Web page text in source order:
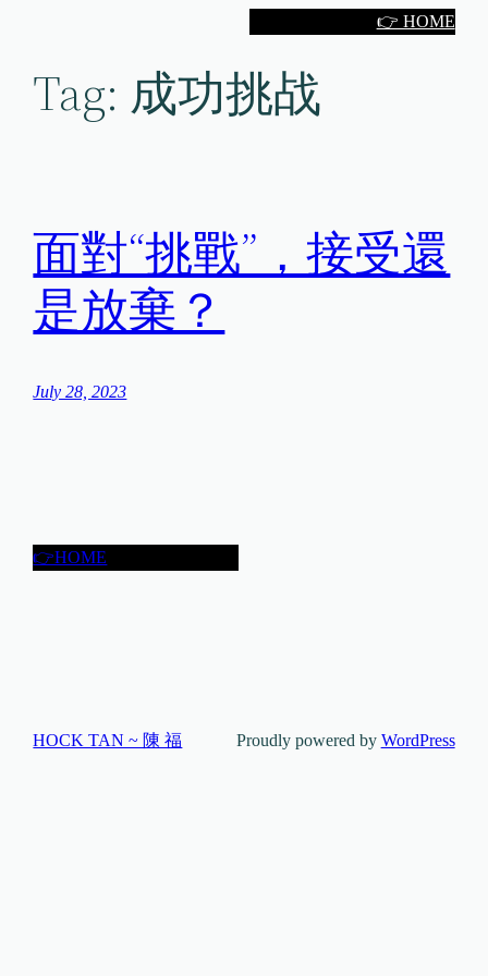
👉 HOME
Tag: 成功挑战
面對“挑戰”，接受還
是放棄？
July 28, 2023
👉HOME
HOCK TAN ~ 陳 福 Proudly powered by WordPress